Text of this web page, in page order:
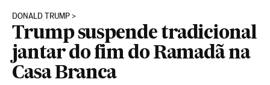
DONALD TRUMP
Trump suspende tradicional
jantar do fim do Ramadã na
Casa Branca